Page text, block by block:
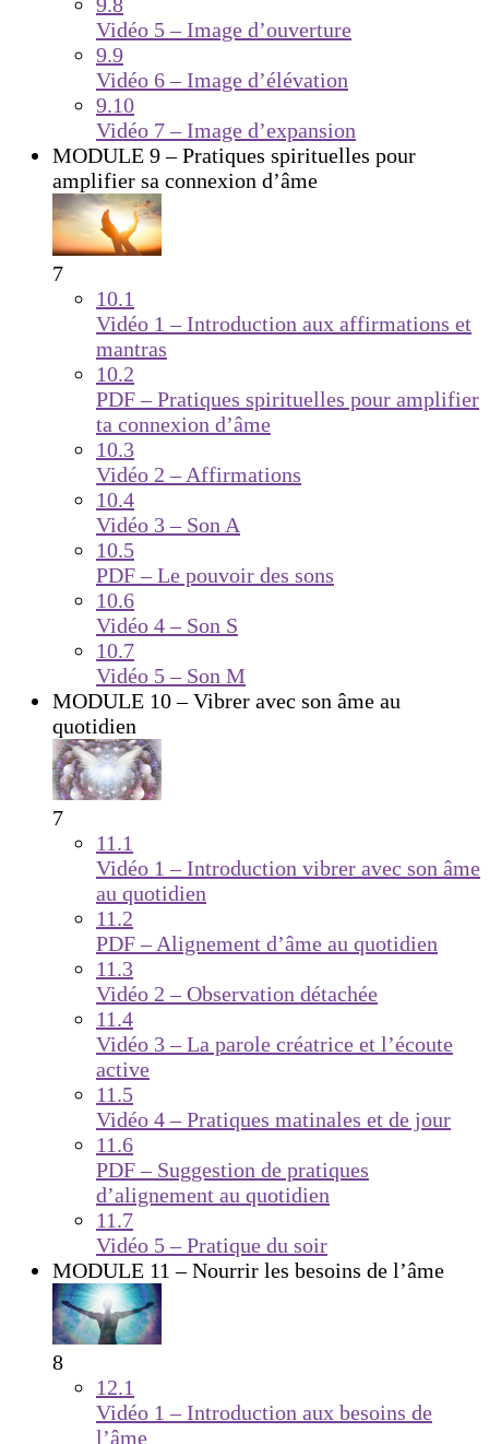
9.8
Vidéo 5 – Image d’ouverture
9.9
Vidéo 6 – Image d’élévation
9.10
Vidéo 7 – Image d’expansion
MODULE 9 – Pratiques spirituelles pour
amplifier sa connexion d’âme
7
10.1
Vidéo 1 – Introduction aux affirmations et
mantras
10.2
PDF – Pratiques spirituelles pour amplifier
ta connexion d’âme
10.3
Vidéo 2 – Affirmations
10.4
Vidéo 3 – Son A
10.5
PDF – Le pouvoir des sons
10.6
Vidéo 4 – Son S
10.7
Vidéo 5 – Son M
MODULE 10 – Vibrer avec son âme au
quotidien
7
11.1
Vidéo 1 – Introduction vibrer avec son âme
au quotidien
11.2
PDF – Alignement d’âme au quotidien
11.3
Vidéo 2 – Observation détachée
11.4
Vidéo 3 – La parole créatrice et l’écoute
active
11.5
Vidéo 4 – Pratiques matinales et de jour
11.6
PDF – Suggestion de pratiques
d’alignement au quotidien
11.7
Vidéo 5 – Pratique du soir
MODULE 11 – Nourrir les besoins de l’âme
8
12.1
Vidéo 1 – Introduction aux besoins de
l’âme